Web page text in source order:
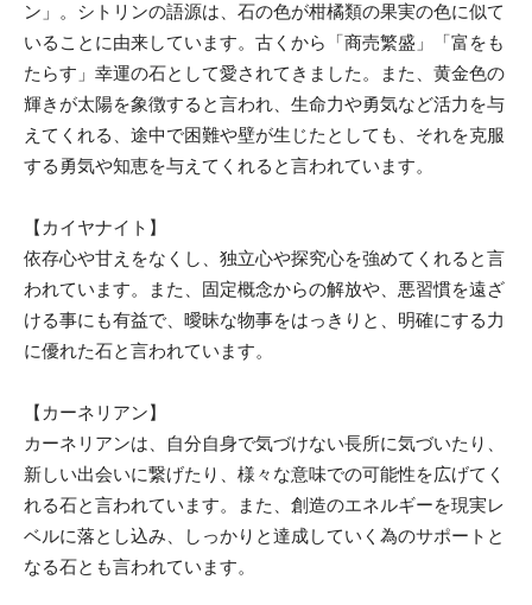
ン」。シトリンの語源は、石の色が柑橘類の果実の色に似て
いることに由来しています。古くから「商売繁盛」「富をも
たらす」幸運の石として愛されてきました。また、黄金色の
輝きが太陽を象徴すると言われ、生命力や勇気など活力を与
えてくれる、途中で困難や壁が生じたとしても、それを克服
する勇気や知恵を与えてくれると言われています。
【カイヤナイト】
依存心や甘えをなくし、独立心や探究心を強めてくれると言
われています。また、固定概念からの解放や、悪習慣を遠ざ
ける事にも有益で、曖昧な物事をはっきりと、明確にする力
に優れた石と言われています。
【カーネリアン】
カーネリアンは、自分自身で気づけない長所に気づいたり、
新しい出会いに繋げたり、様々な意味での可能性を広げてく
れる石と言われています。また、創造のエネルギーを現実レ
ベルに落とし込み、しっかりと達成していく為のサポートと
なる石とも言われています。